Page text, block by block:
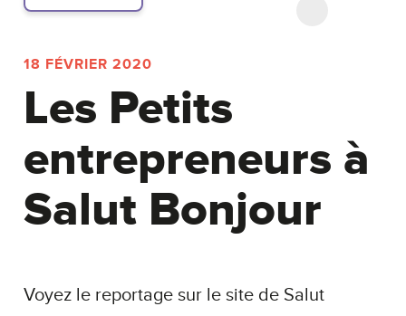
18 FÉVRIER 2020
Les Petits
entrepreneurs à
Salut Bonjour
Voyez le reportage sur le site de Salut